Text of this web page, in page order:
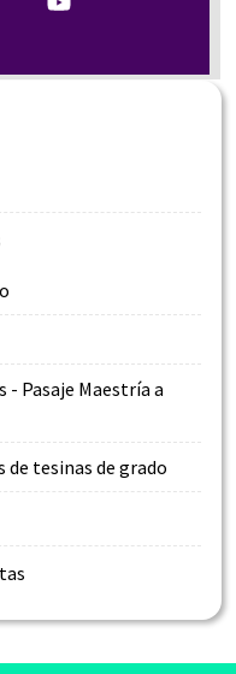
- Pasaje Maestría a
tesinas de grado